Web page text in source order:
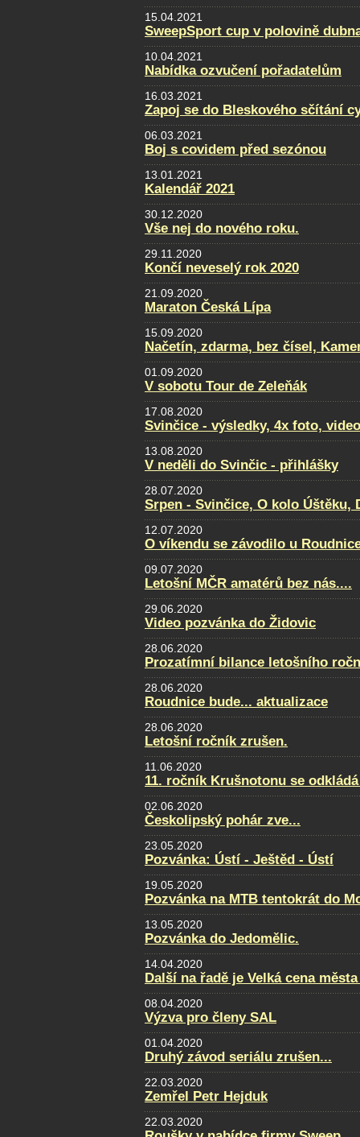
15.04.2021
SweepSport cup v polovině
10.04.2021
Nabídka ozvučení pořadatelům
16.03.2021
Zapoj se do Bleskového sčítání
06.03.2021
Boj s covidem před sezónou
13.01.2021
Kalendář 2021
30.12.2020
Vše nej do nového roku.
29.11.2020
Končí neveselý rok 2020
21.09.2020
Maraton Česká Lípa
15.09.2020
Načetín, zdarma, bez čísel,
01.09.2020
V sobotu Tour de Zeleňák
17.08.2020
Svinčice - výsledky, 4x foto,
13.08.2020
V neděli do Svinčic - přihlášky
28.07.2020
Srpen - Svinčice, O kolo Úštěku,
12.07.2020
O víkendu se závodilo u
09.07.2020
Letošní MČR amatérů bez nás....
29.06.2020
Video pozvánka do Židovic
28.06.2020
Prozatímní bilance letošního
28.06.2020
Roudnice bude... aktualizace
28.06.2020
Letošní ročník zrušen.
11.06.2020
11. ročník Krušnotonu se
02.06.2020
Českolipský pohár zve...
23.05.2020
Pozvánka: Ústí - Ještěd - Ústí
19.05.2020
Pozvánka na MTB tentokrát do
13.05.2020
Pozvánka do Jedomělic.
14.04.2020
Další na řadě je Velká cena
08.04.2020
Výzva pro členy SAL
01.04.2020
Druhý závod seriálu zrušen...
22.03.2020
Zemřel Petr Hejduk
22.03.2020